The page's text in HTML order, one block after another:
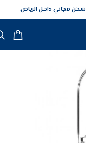
شحن مجاني داخل الرياض